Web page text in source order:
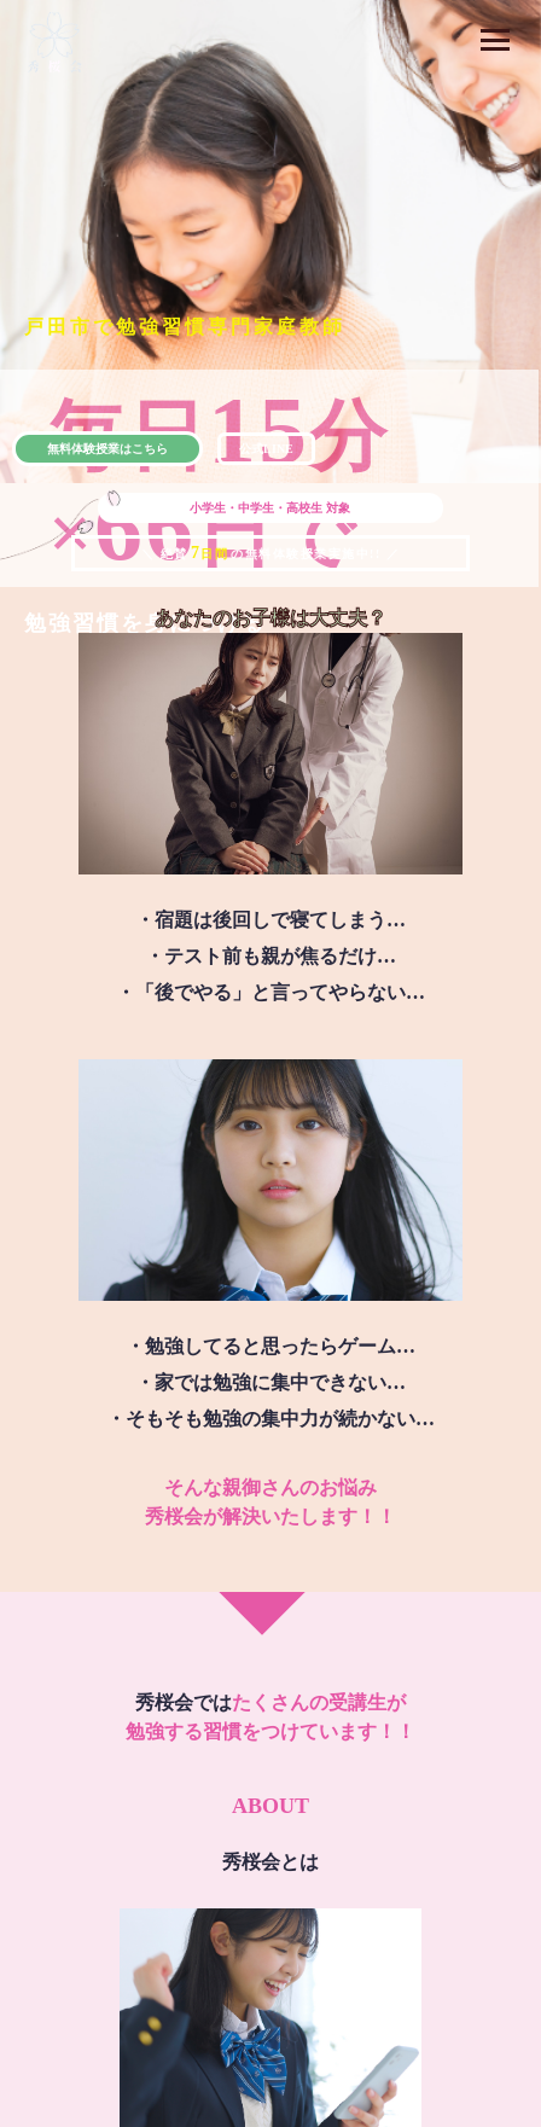
戸田市で勉強習慣専門家庭教師
毎日15分
×66日で
勉強習慣を身につける
小学生・中学生・高校生 対象
＼ 絶賛 7 日間の無料体験授業実施中!! ／
無料体験授業はこちら 公式LINE
あなたのお子様は大丈夫？
・宿題は後回しで寝てしまう…
・テスト前も親が焦るだけ…
・「後でやる」と言ってやらない…
・勉強してると思ったらゲーム…
・家では勉強に集中できない…
・そもそも勉強の集中力が続かない…
そんな親御さんのお悩み
秀桜会が解決いたします！！
秀桜会ではたくさんの受講生が
勉強する習慣をつけています！！
ABOUT
秀桜会とは